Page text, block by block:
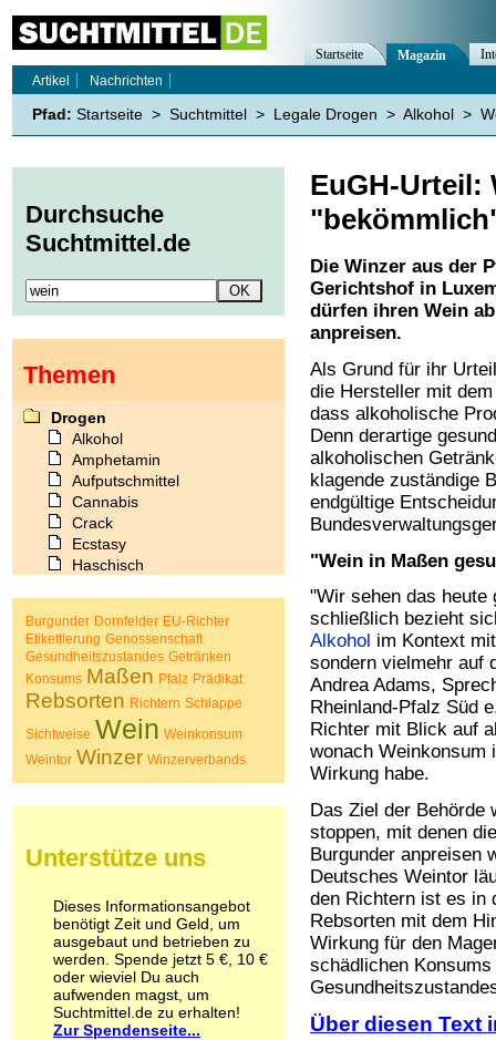
EuGH-Urteil:
Die Winzer aus der
Gerichtshof in
dürfen ihren Wein
anpreisen.
Als Grund für ihr
die Hersteller mit
dass alkoholische
Denn derartige
alkoholischen
klagende zuständige
endgültige
"Wein in Maßen
"Wir sehen das heute
schließlich bezieht
Alkohol im Kontext
sondern vielmehr auf
Andrea Adams,
Rheinland-Pfalz Süd
Richter mit Blick auf
wonach Weinkonsum
Wirkung habe.
Das Ziel der Behörde
stoppen, mit denen
Burgunder anpreisen
Deutsches Weintor
den Richtern ist es in
Rebsorten mit dem
Wirkung für den
schädlichen
Über diesen Text
Startseite Magazin
Artikel
Nachrichten
Pfad: Startseite > Suchtmittel > Legale Drogen > Alkohol >
Durchsuche
Suchtmittel.de
Themen
Drogen
Alkohol
Amphetamin
Aufputschmittel
Cannabis
Crack
Ecstasy
Haschisch
Koffein
Kokain
Lachgas
LSD
Marihuana
Medikamente
Meskalin
Nikotin
Pilze
Poppers
Psychopharmaka
Schlafmittel
Schmerzmittel
Schnüffelstoffe
Spice
Burgunder Dornfelder EU-Richter
Etikettierung Genossenschaft
Gesundheitszustandes Getränken
Konsums Maßen Pfalz Prädikat
Rebsorten Richtern Schlappe
Sichtweise Wein Weinkonsum
Weintor Winzer Winzerverbands
Unterstütze uns
Dieses Informationsangebot
benötigt Zeit und Geld, um
ausgebaut und betrieben zu
werden. Spende jetzt 5 €, 10 €
oder wieviel Du auch
aufwenden magst, um
Suchtmittel.de zu erhalten!
Zur Spendenseite...